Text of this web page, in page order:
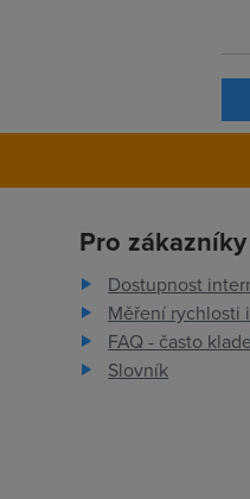
Pro zákazníky
Dostupnost
Měření rychlosti
FAQ - často
Slovník